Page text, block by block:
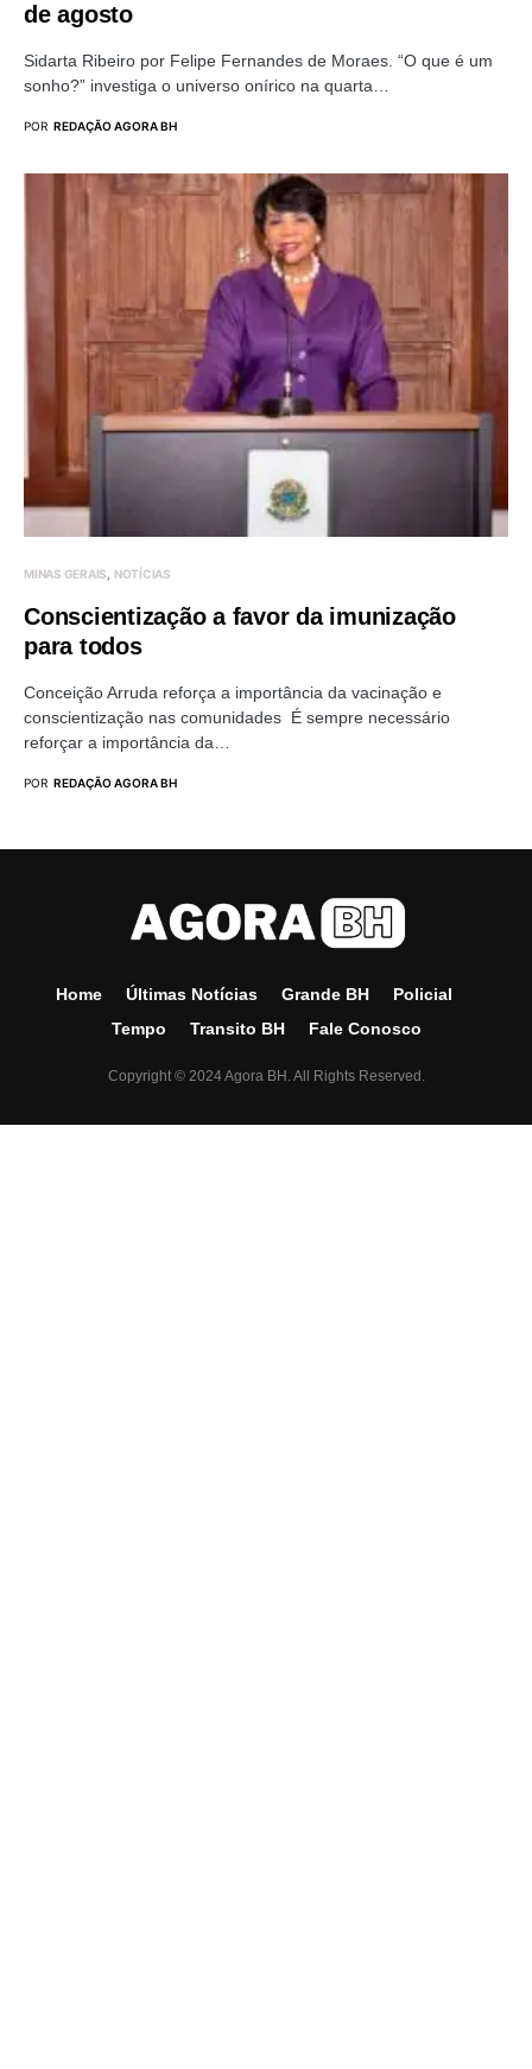
de agosto
Sidarta Ribeiro por Felipe Fernandes de Moraes. “O que é um
sonho?” investiga o universo onírico na quarta…
POR REDAÇÃO AGORA BH
MINAS GERAIS NOTÍCIAS
Conscientização a favor da imunização
para todos
Conceição Arruda reforça a importância da vacinação e
conscientização nas comunidades É sempre necessário
reforçar a importância da…
POR REDAÇÃO AGORA BH
Home Últimas Notícias Grande BH
Policial
Tempo
Transito BH Fale Conosco
Copyright © 2024 Agora BH. All Rights Reserved.